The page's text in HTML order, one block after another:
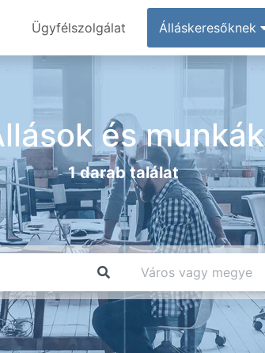
Ügyfélszolgálat Álláskeresőknek
és munkák
1 darab találat